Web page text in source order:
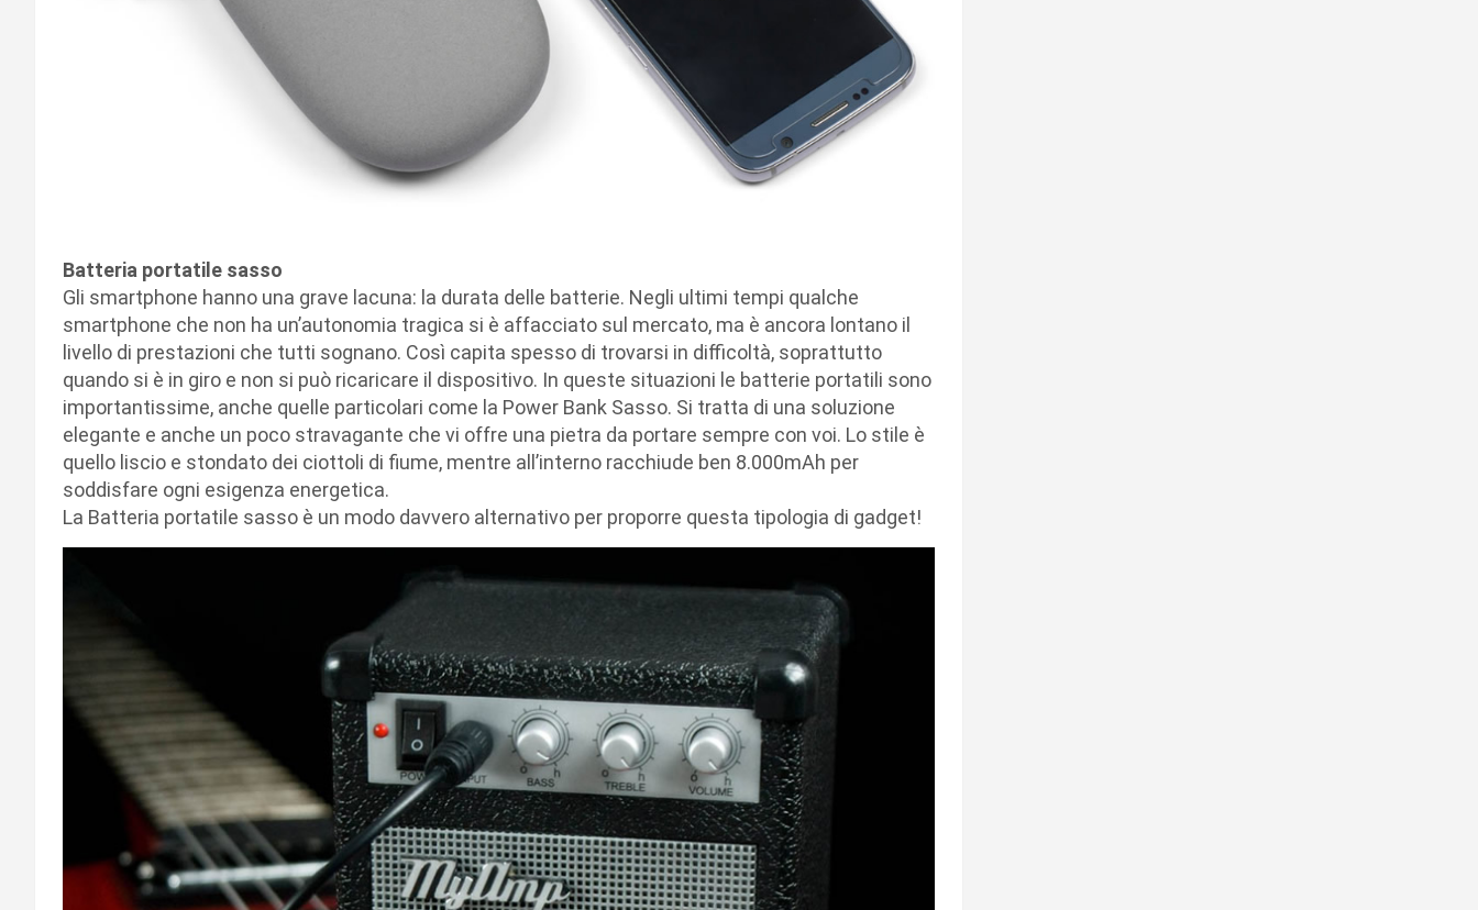
Batteria portatile sasso
Gli smartphone hanno una grave lacuna: la durata delle batterie. Negli ultimi tempi qualche
smartphone che non ha un’autonomia tragica si è affacciato sul mercato, ma è ancora lontano il
livello di prestazioni che tutti sognano. Così capita spesso di trovarsi in difficoltà, soprattutto
quando si è in giro e non si può ricaricare il dispositivo. In queste situazioni le batterie portatili sono
importantissime, anche quelle particolari come la Power Bank Sasso. Si tratta di una soluzione
elegante e anche un poco stravagante che vi offre una pietra da portare sempre con voi. Lo stile è
quello liscio e stondato dei ciottoli di fiume, mentre all’interno racchiude ben 8.000mAh per
soddisfare ogni esigenza energetica.
La Batteria portatile sasso è un modo davvero alternativo per proporre questa tipologia di gadget!